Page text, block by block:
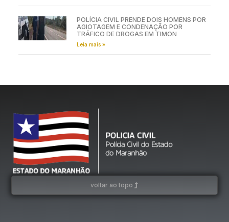
POLÍCIA CIVIL PRENDE DOIS HOMENS POR
AGIOTAGEM E CONDENAÇÃO POR
TRÁFICO DE DROGAS EM TIMON
Leia mais »
voltar ao topo